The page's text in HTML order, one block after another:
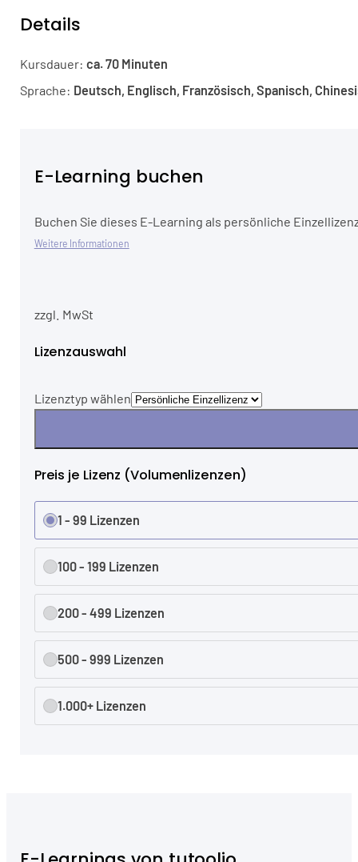
Details
Kursdauer:ca. 70 Minuten
Sprache: Deutsch, Englisch, Französisch, Spanisch,
E-Learning buchen
Buchen Sie dieses E-Learning als persönliche
Weitere Informationen
zzgl. MwSt
Lizenzauswahl
Lizenztyp wählen
Preis je Lizenz (Volumenlizenzen)
1 - 99 Lizenzen
100 - 199 Lizenzen
200 - 499 Lizenzen
500 - 999 Lizenzen
1.000+ Lizenzen